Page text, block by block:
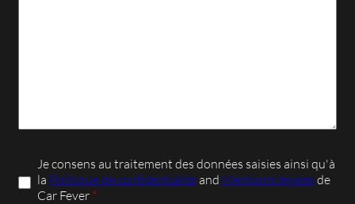
Je consens au traitement des données saisies ainsi qu'à
la Politique de confidentialitéand Mentions légales de
Car Fever *